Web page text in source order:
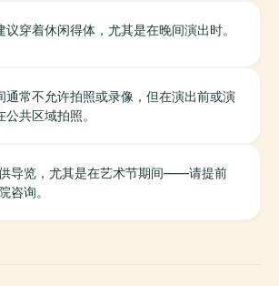
议穿着休闲得体，尤其是在晚间演出时。
通常不允许拍照或录像，但在演出前或演
公共区域拍照。
导览，尤其是在艺术节期间——请提前
咨询。